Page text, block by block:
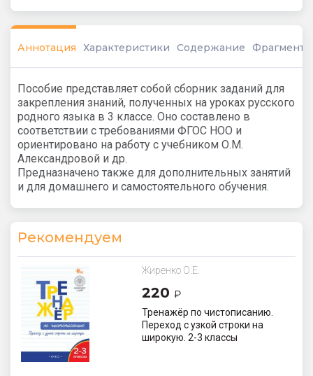
Аннотация Характеристики Содержание Фрагмент
Пособие представляет собой сборник заданий для
закрепления знаний, полученных на уроках русского
родного языка в 3 классе. Оно составлено в
соответствии с требованиями ФГОС НОО и
ориентировано на работу с учебником О.М.
Александровой и др.
Предназначено также для дополнительных занятий
и для домашнего и самостоятельного обучения.
Рекомендуем
Жиренко О.Е.
220 ₽
Тренажёр по чистописанию.
Переход с узкой строки на
широкую. 2-3 классы